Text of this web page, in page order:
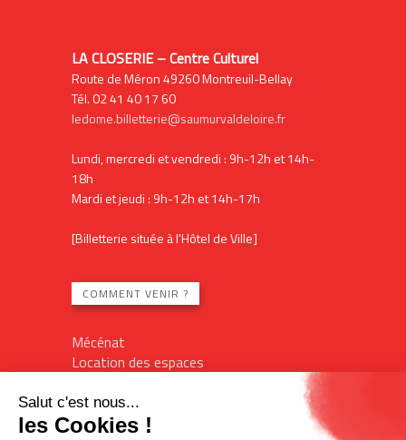
LA CLOSERIE – Centre Culturel
Route de Méron 49260 Montreuil-Bellay
Tél. 02 41 40 17 60
ledome.billetterie@saumurvaldeloire.fr
Lundi, mercredi et vendredi : 9h-12h et 14h-
18h
Mardi et jeudi : 9h-12h et 14h-17h
[Billetterie située à l'Hôtel de Ville]
COMMENT VENIR ?
Mécénat
Location des espaces
Plan du site
Mentions légales